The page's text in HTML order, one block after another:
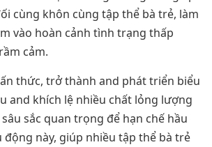
cùng khôn cùng tập thể bà trẻ, làm
vào hoàn cảnh tình trạng thấp
cảm.
thức, trở thành and phát triển biểu
and khích lệ nhiều chất lỏng lượng
sắc quan trọng để hạn chế hầu
này, giúp nhiều tập thể bà trẻ